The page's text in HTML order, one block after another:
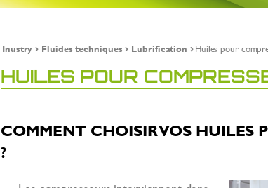
Inustry Fluides techniques Lubrification Huiles pour
HUILES POUR
COMMENT CHOISIR VOS HUILES
?